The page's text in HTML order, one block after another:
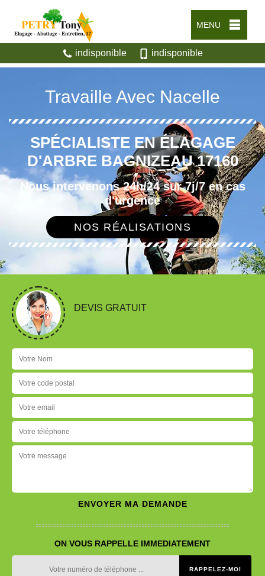
MENU
indisponible indisponible
Travaille Avec Nacelle
SPÉCIALISTE EN ÉLAGAGE
D'ARBRE BAGNIZEAU 17160
Nous intervenons 24h/24 sur 7j/7 en cas
d'urgence
NOS RÉALISATIONS
DEVIS GRATUIT
ON VOUS RAPPELLE IMMEDIATEMENT